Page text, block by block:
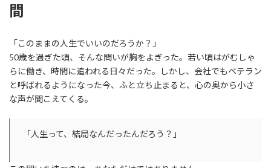
間
「このままの人生でいいのだろうか？」
50歳を過ぎた頃、そんな問いが胸をよぎった。若い頃はがむしゃ
らに働き、時間に追われる日々だった。しかし、会社でもベテラン
と呼ばれるようになった今、ふと立ち止まると、心の奥から小さ
な声が聞こえてくる。
「人生って、結局なんだったんだろう？」